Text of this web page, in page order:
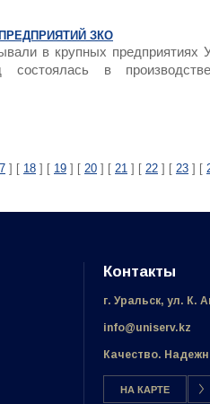
ЗКО
в крупных предприятиях
в
] [ 18 ] [ 19 ] [ 20 ] [ 21 ] [ 22 ] [ 23 ] [
Контакты
г. Уральск, ул. К.
info@uniserv.kz
Качество.
НА КАРТЕ